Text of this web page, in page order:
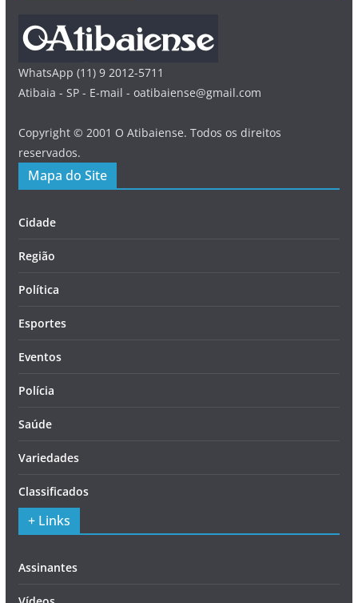
WhatsApp (11) 9 2012-5711
Atibaia - SP - E-mail - oatibaiense@gmail.com
Copyright © 2001 O Atibaiense. Todos os direitos
reservados.
Mapa do Site
Cidade
Região
Política
Esportes
Eventos
Polícia
Saúde
Variedades
Classificados
+ Links
Assinantes